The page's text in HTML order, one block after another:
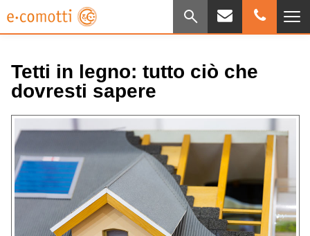
Tetti in legno: tutto ciò che
dovresti sapere